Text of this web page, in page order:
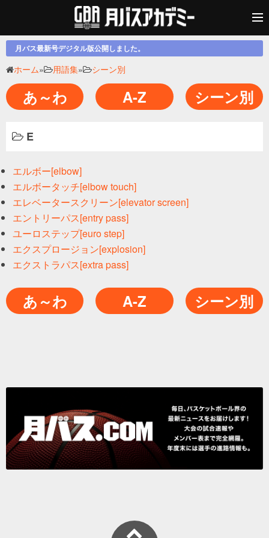
月バス最新号デジタル版公開しました。
ホーム» 用語集» シーン別
あ～わ A-Z シーン別
E
エルボー[elbow]
エルボータッチ[elbow touch]
エレベータースクリーン[elevator screen]
エントリーパス[entry pass]
ユーロステップ[euro step]
エクスプロージョン[explosion]
エクストラパス[extra pass]
あ～わ A-Z シーン別